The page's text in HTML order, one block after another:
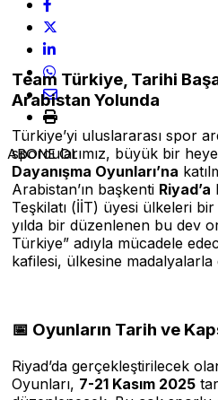
ABONE OL
Team Türkiye, Tarihi
Arabistan Yolunda
Türkiye’yi uluslararası spor
sporcularımız, büyük bir
Dayanışma Oyunları’na
Arabistan’ın başkenti Riyad’a
Teşkilatı (İİT) üyesi ülkeleri
yılda bir düzenlenen bu dev
Türkiye” adıyla mücadele
kafilesi, ülkesine madalyalarla
📅 Oyunların Tarih ve
Riyad’da gerçekleştirilecek
Oyunları, 7-21 Kasım 2025